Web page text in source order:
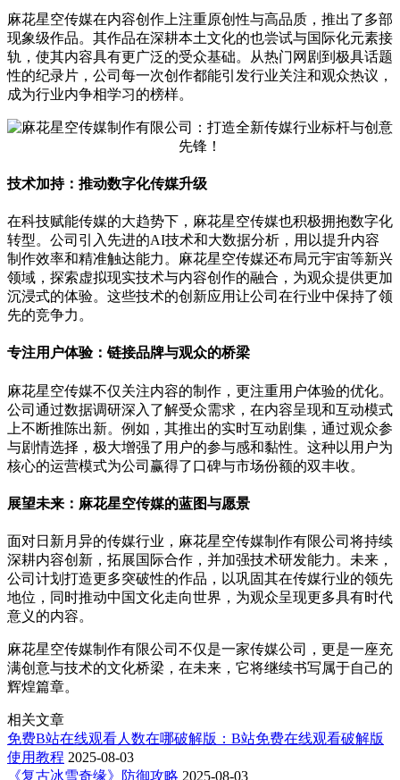
麻花星空传媒在内容创作上注重原创性与高品质，推出了多部
现象级作品。其作品在深耕本土文化的也尝试与国际化元素接
轨，使其内容具有更广泛的受众基础。从热门网剧到极具话题
性的纪录片，公司每一次创作都能引发行业关注和观众热议，
成为行业内争相学习的榜样。
技术加持：推动数字化传媒升级
在科技赋能传媒的大趋势下，麻花星空传媒也积极拥抱数字化
转型。公司引入先进的AI技术和大数据分析，用以提升内容
制作效率和精准触达能力。麻花星空传媒还布局元宇宙等新兴
领域，探索虚拟现实技术与内容创作的融合，为观众提供更加
沉浸式的体验。这些技术的创新应用让公司在行业中保持了领
先的竞争力。
专注用户体验：链接品牌与观众的桥梁
麻花星空传媒不仅关注内容的制作，更注重用户体验的优化。
公司通过数据调研深入了解受众需求，在内容呈现和互动模式
上不断推陈出新。例如，其推出的实时互动剧集，通过观众参
与剧情选择，极大增强了用户的参与感和黏性。这种以用户为
核心的运营模式为公司赢得了口碑与市场份额的双丰收。
展望未来：麻花星空传媒的蓝图与愿景
面对日新月异的传媒行业，麻花星空传媒制作有限公司将持续
深耕内容创新，拓展国际合作，并加强技术研发能力。未来，
公司计划打造更多突破性的作品，以巩固其在传媒行业的领先
地位，同时推动中国文化走向世界，为观众呈现更多具有时代
意义的内容。
麻花星空传媒制作有限公司不仅是一家传媒公司，更是一座充
满创意与技术的文化桥梁，在未来，它将继续书写属于自己的
辉煌篇章。
相关文章
免费B站在线观看人数在哪破解版：B站免费在线观看破解版
使用教程 2025-08-03
《复古冰雪奇缘》防御攻略 2025-08-03